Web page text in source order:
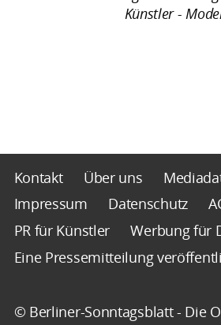
Künstler -
Kontakt Über uns
Impressum
Datenschutz
PR für Künstler
Werbung für
Eine Pressemitteilung
© Berliner-Sonntagsblatt - Die